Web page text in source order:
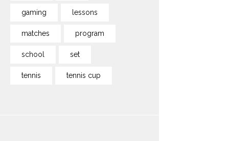
gaming lessons
matches program
school set
tennis tennis cup